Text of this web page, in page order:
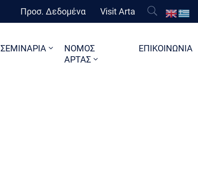
Προσ. Δεδομένα Visit Arta
ΣΕΜΙΝΑΡΙΑ
ΝΟΜΟΣ
ΑΡΤΑΣ
ΕΠΙΚΟΙΝΩΝΙΑ